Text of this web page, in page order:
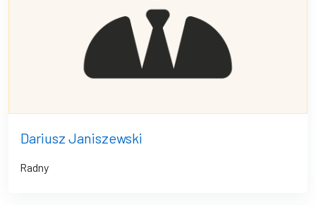
Dariusz Janiszewski
Radny